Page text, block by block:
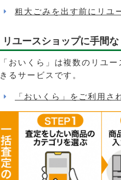
粗大ごみを出す前にリユ
リユースショップに手間
「おいくら」は複数のリユ
きるサービスです。
「おいくら」をご利用さ